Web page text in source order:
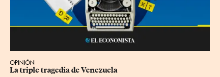
OPINIÓN
La triple tragedia de Venezuela